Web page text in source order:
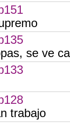
se ve
trabajo